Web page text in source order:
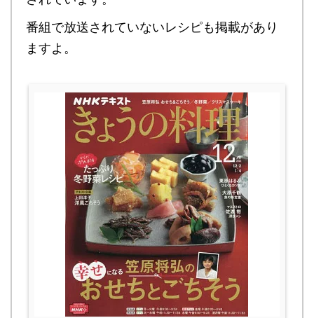
番組で放送されていないレシピも掲載があり
ますよ。